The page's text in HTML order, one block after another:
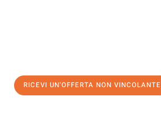
RICEVI UN'OFFERTA NON VINCOLANTE